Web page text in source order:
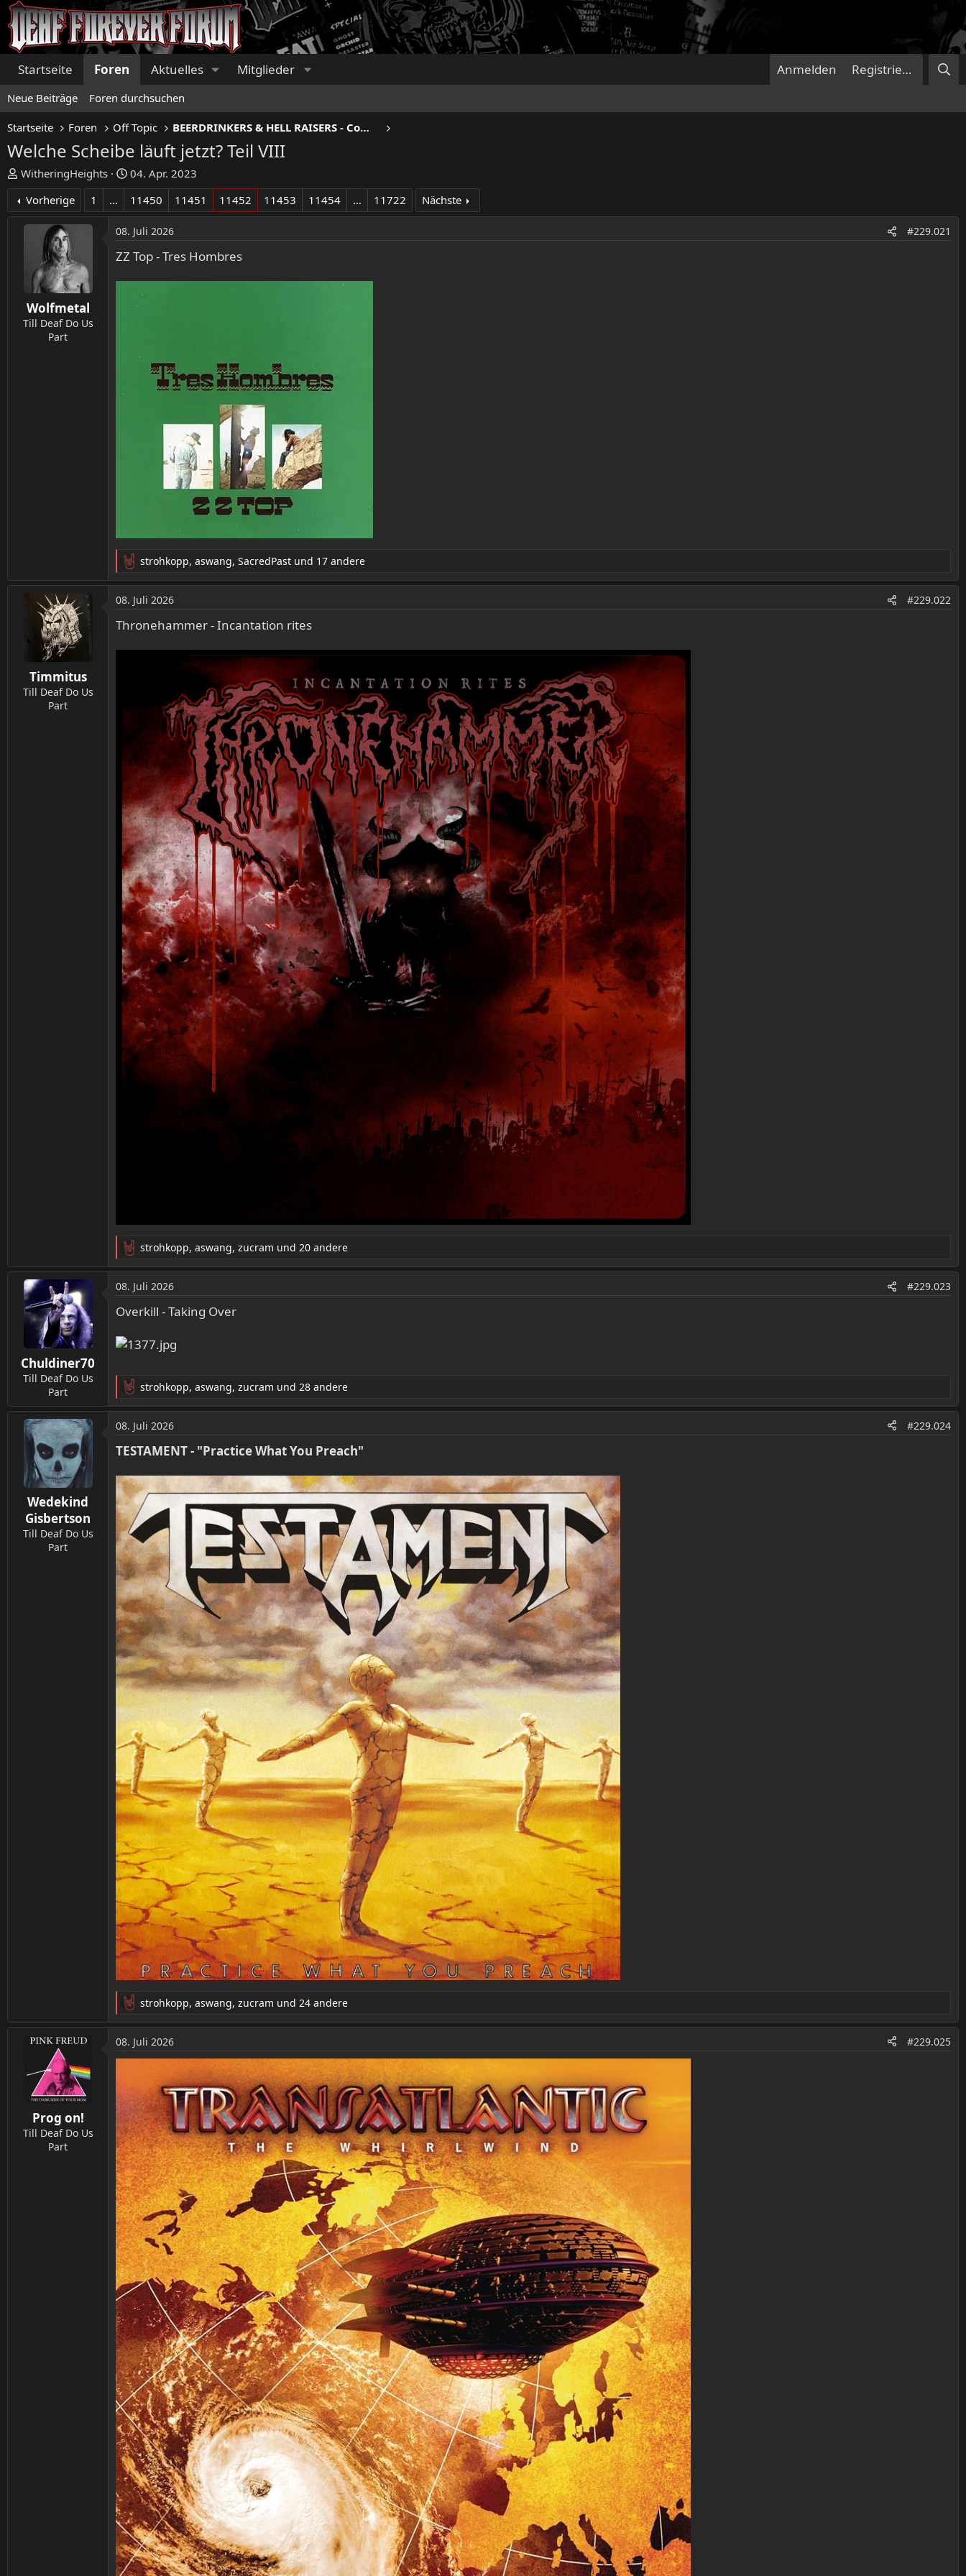
Startseite Foren Aktuelles Mitglieder Anmelden Registrieren
Neue Beiträge Foren durchsuchen
Startseite Foren Off Topic BEERDRINKERS & HELL RAISERS - Community
Welche Scheibe läuft jetzt? Teil VIII
E
r
t
WitheringHeights
E
r
s
t
e
t
m
04. Apr. 2023
Vorherige
1 … 11450 11451 11452 11453 11454 … 11722 Nächste
Wolfmetal
Till Deaf Do Us
Part
08. Juli 2026 #229.021
ZZ Top - Tres Hombres
R
e
a
k
t
o
strohkopp, aswang, SacredPast und 17 andere
Timmitus
Till Deaf Do Us
Part
08. Juli 2026 #229.022
Thronehammer - Incantation rites
R
e
a
k
t
o
n
n
strohkopp, aswang, zucram und 20 andere
Chuldiner70
Till Deaf Do Us
Part
08. Juli 2026 #229.023
Overkill - Taking Over
R
e
a
k
t
o
n
e
n
:
strohkopp, aswang, zucram und 28 andere
Wedekind
Gisbertson
Till Deaf Do Us
Part
08. Juli 2026 #229.024
TESTAMENT - "Practice What You Preach"
R
e
a
k
t
n
e
n
:
strohkopp, aswang, zucram und 24 andere
Prog on!
Till Deaf Do Us
Part
08. Juli 2026 #229.025